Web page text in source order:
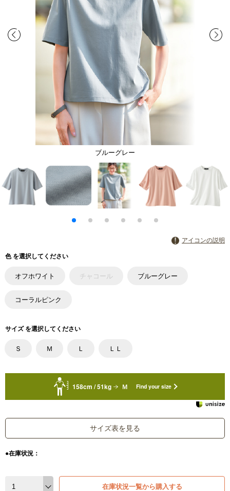
ブルーグレー
アイコンの説明
色 を選択してください
オフホワイト チャコール ブルーグレー
コーラルピンク
サイズ を選択してください
Ｓ Ｍ Ｌ ＬＬ
158cm / 51kg Ｍ Find your size
サイズ表を見る
●在庫状況：
在庫状況一覧から購入する